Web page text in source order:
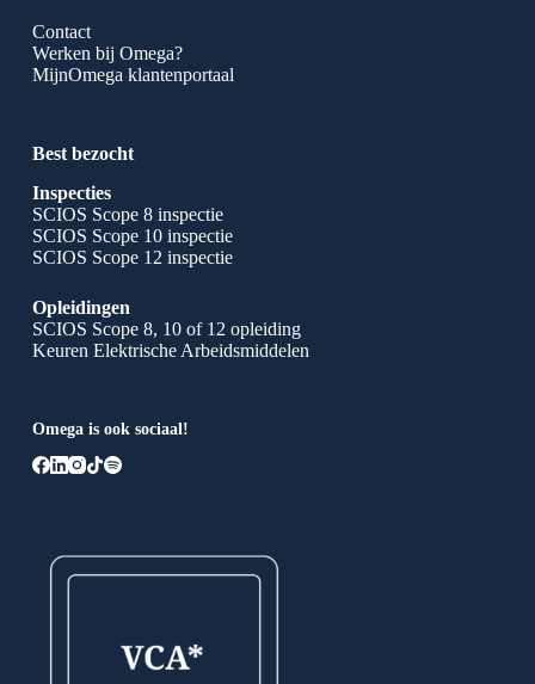
Contact
Werken bij Omega?
MijnOmega klantenportaal
Best bezocht
Inspecties
SCIOS Scope 8 inspectie
SCIOS Scope 10 inspectie
SCIOS Scope 12 inspectie
Opleidingen
SCIOS Scope 8, 10 of 12 opleiding
Keuren Elektrische Arbeidsmiddelen
Omega is ook sociaal!